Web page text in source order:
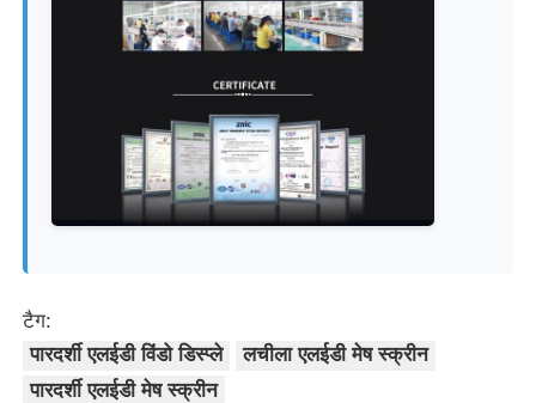
टैग:
पारदर्शी एलईडी विंडो डिस्प्ले
लचीला एलईडी मेष स्क्रीन
पारदर्शी एलईडी मेष स्क्रीन